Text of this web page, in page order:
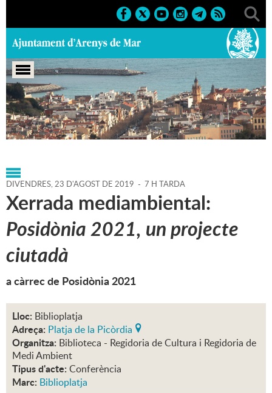
Portada > Regidories > Cultura > Biblioteca P. Fidel
Fita > Agenda > 23-08-2019
DIVENDRES,23 D'AGOST DE 2019 - 7 H TARDA
Xerrada mediambiental:
Posidònia 2021, un projecte
ciutadà
a càrrec de Posidònia 2021
Lloc: Biblioplatja
Adreça: Platja de la Picòrdia
Organitza: Biblioteca - Regidoria de Cultura i Regidoria de
Medi Ambient
Tipus d'acte: Conferència
Marc: Biblioplatja